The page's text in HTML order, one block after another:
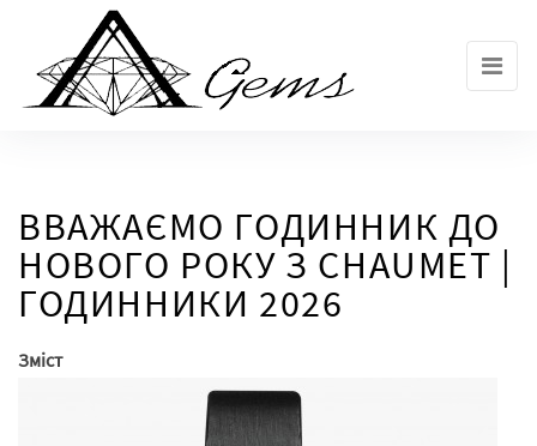
ВВАЖАЄМО ГОДИННИК ДО
НОВОГО РОКУ З CHAUMET |
ГОДИННИКИ 2026
Зміст